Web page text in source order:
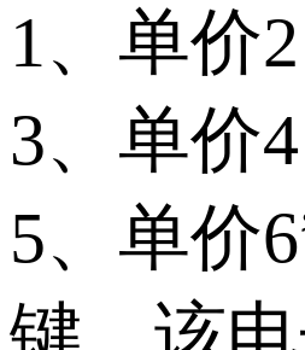
1、单价
3、单价
5、单价